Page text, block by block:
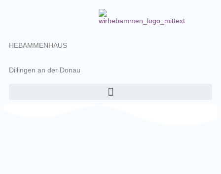
HEBAMMENHAUS
Dillingen an der Donau